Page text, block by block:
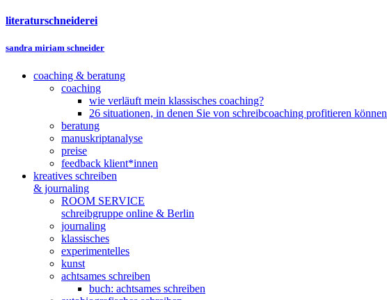
literaturschneiderei
sandra miriam schneider
coaching & beratung
coaching
wie verläuft mein klassisches coaching?
26 situationen, in denen Sie von schreibcoaching profitieren können
beratung
manuskriptanalyse
preise
feedback klient*innen
kreatives schreiben
& journaling
ROOM SERVICE
schreibgruppe online & Berlin
journaling
klassisches
experimentelles
kunst
achtsames schreiben
buch: achtsames schreiben